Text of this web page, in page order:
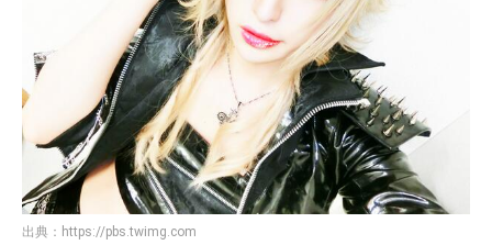
出典： https://pbs.twimg.com